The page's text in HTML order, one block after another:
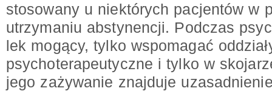
stosowany u niektórych pacjentów w
utrzymaniu abstynencji. Podczas
lek mogący, tylko wspomagać
psychoterapeutyczne i tylko w
jego zażywanie znajduje